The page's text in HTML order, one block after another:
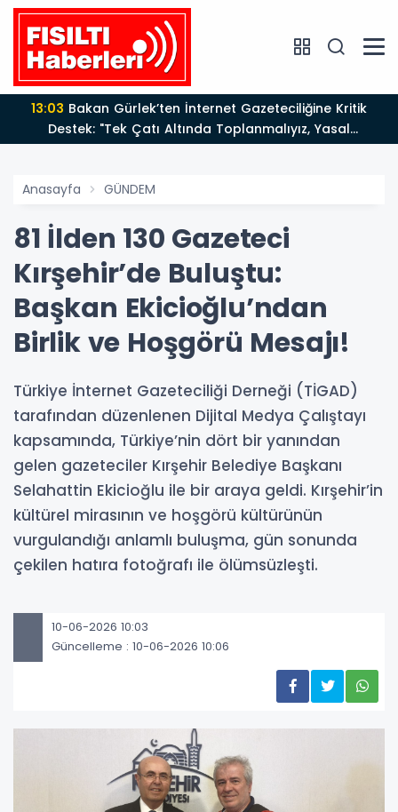
13:03
Destek: "Tek Çatı Altında Toplanmalıyız, Yasal
Düzenlemeye Hazırız"
Anasayfa GÜNDEM
81 İlden 130 Gazeteci
Kırşehir’de Buluştu:
Başkan Ekicioğlu’ndan
Birlik ve Hoşgörü Mesajı!
Türkiye İnternet Gazeteciliği Derneği (TİGAD)
tarafından düzenlenen Dijital Medya Çalıştayı
kapsamında, Türkiye’nin dört bir yanından
gelen gazeteciler Kırşehir Belediye Başkanı
Selahattin Ekicioğlu ile bir araya geldi. Kırşehir’in
kültürel mirasının ve hoşgörü kültürünün
vurgulandığı anlamlı buluşma, gün sonunda
çekilen hatıra fotoğrafı ile ölümsüzleşti.
10-06-2026 10:03
Güncelleme : 10-06-2026 10:06